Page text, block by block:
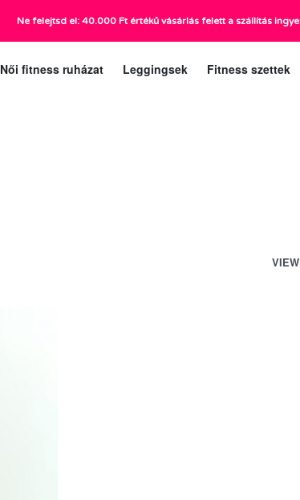
Női fitness ruházat Leggingsek Fitness szettek
VIEW
Ne felejtsd el: 40.000 Ft értékű vásárlás felett a szállítás